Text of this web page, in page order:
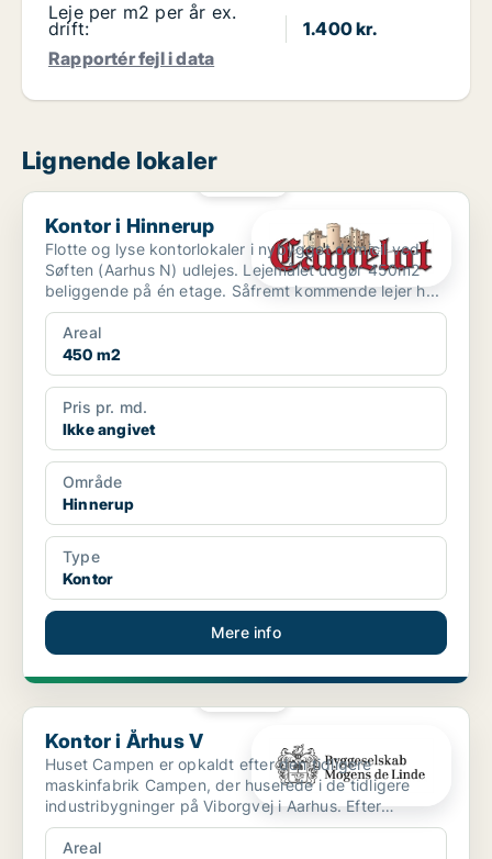
Leje per m2 per år ex.
drift:
1.400 kr.
Rapportér fejl i data
Lignende lokaler
Kontor i Hinnerup
Kontor i Hinnerup
Flotte og lyse kontorlokaler i nybygget domicil ved
Søften (Aarhus N) udlejes. Lejemålet udgør 450m2
beliggende på én etage. Såfremt kommende lejer h...
Areal
450 m2
Pris pr. md.
Ikke angivet
Område
Hinnerup
Type
Kontor
Mere info
Kontor i Århus V
Kontor i Århus V
Huset Campen er opkaldt efter den tidligere
maskinfabrik Campen, der huserede i de tidligere
industribygninger på Viborgvej i Aarhus. Efter
omfattende istand...
Areal